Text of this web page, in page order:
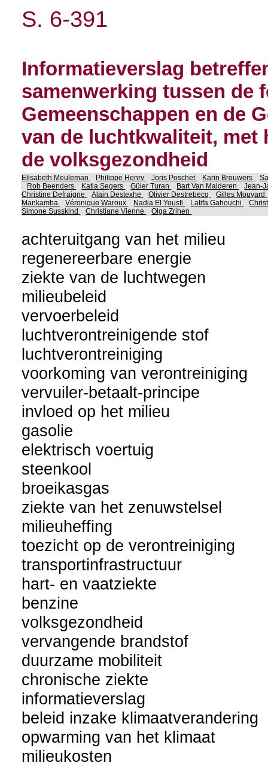
S. 6-391
Informatieverslag
samenwerking tussen de
Gemeenschappen en de
van de luchtkwaliteit, met
de volksgezondheid
Elisabeth Meuleman Philippe Henry Joris Poschet Karin Brouwers
Rob Beenders
Katia Segers Güler Turan Bart Van Malderen
Jean-
Christine Defraigne
Alain Destexhe Olivier Destrebecq
Gilles Mouyard
Mankamba
Véronique Waroux Nadia El Yousfi Latifa Gahouchi
Simone Susskind
Christiane Vienne Olga Zrihen
achteruitgang van het milieu
regenereerbare energie
ziekte van de luchtwegen
milieubeleid
vervoerbeleid
luchtverontreinigende stof
luchtverontreiniging
voorkoming van verontreiniging
vervuiler-betaalt-principe
invloed op het milieu
gasolie
elektrisch voertuig
steenkool
broeikasgas
ziekte van het zenuwstelsel
milieuheffing
toezicht op de verontreiniging
transportinfrastructuur
hart- en vaatziekte
benzine
volksgezondheid
vervangende brandstof
duurzame mobiliteit
chronische ziekte
informatieverslag
beleid inzake klimaatverandering
opwarming van het klimaat
milieukosten